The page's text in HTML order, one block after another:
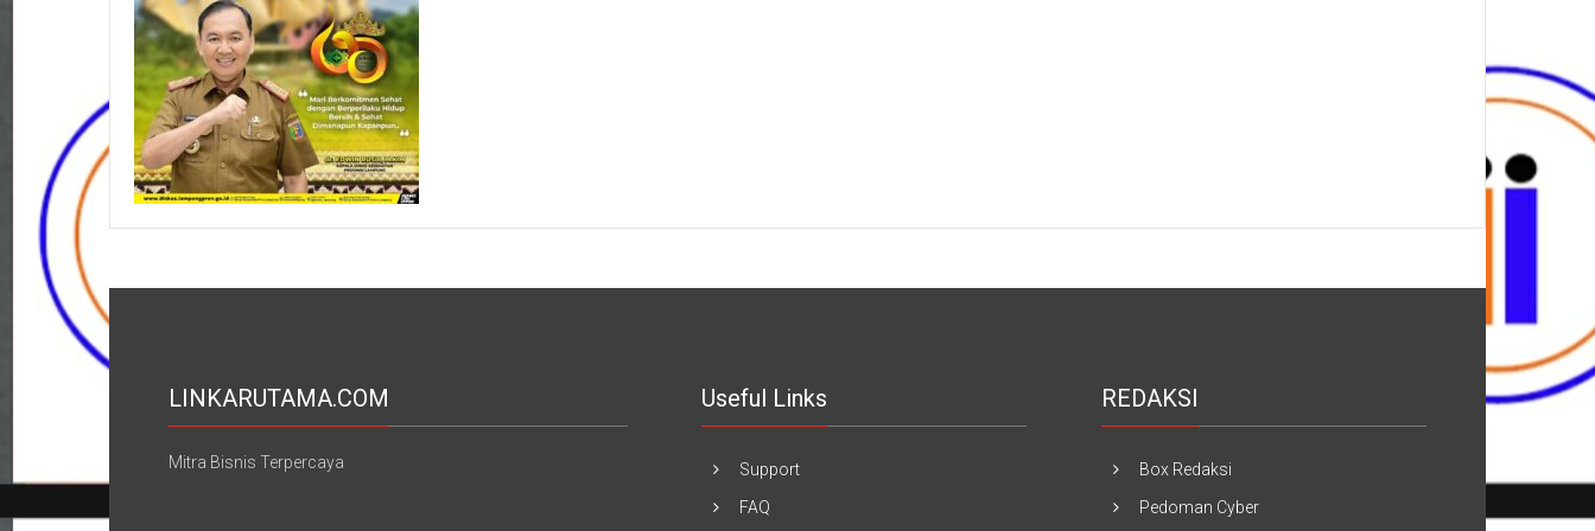
LINKARUTAMA.COM
Mitra Bisnis Terpercaya
Useful Links
Support
FAQ
REDAKSI
Box Redaksi
Pedoman Cyber